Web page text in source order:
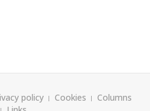
policy Cookies
Columns